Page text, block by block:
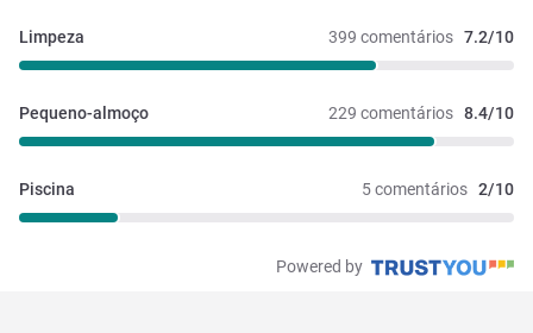
399 comentários 7.2/10
Limpeza
229 comentários 8.4/10
Pequeno-almoço
5 comentários 2/10
Piscina
Powered by